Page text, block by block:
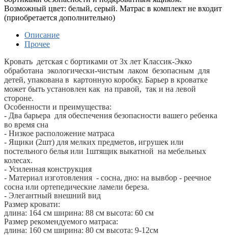
Возможный цвет: белый, серый. Матрас в комплект не входит
(приобретается дополнительно)
Описание
Прочее
Кровать детская с бортиками от 3х лет Классик-Экко
обработана экологически-чистым лаком безопасным для
детей, упакована в картонную коробку. Барьер в кроватке
может быть установлен как на правой, так и на левой
стороне.
Особенности и преимущества:
- Два барьера для обеспечения безопасности вашего ребенка
во время сна
- Низкое расположение матраса
- Ящики (2шт) для мелких предметов, игрушек или
постельного белья или 1штящик выкатной на мебельных
колесах.
- Усиленная конструкция
- Материал изготовления - сосна, дно: на вывбор - реечное
сосна или ортепедические ламели береза.
- Элегантный внешний вид
Размер кровати:
длина: 164 см ширина: 88 см высота: 60 см
Размер рекомендуемого матраса:
длина: 160 см ширина: 80 см высота: 9-12см